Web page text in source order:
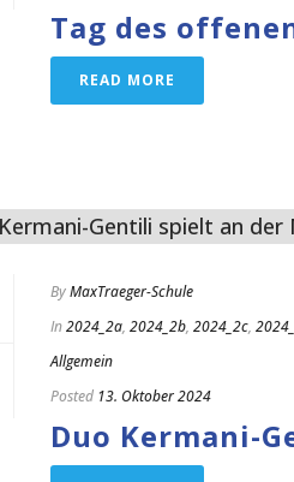
Tag des
READ MORE
ByMaxTraeger-Schule
In2024_2a, 2024_2b, 2024_2c,
Allgemein
Posted 13. Oktober 2024
Duo Kermani-